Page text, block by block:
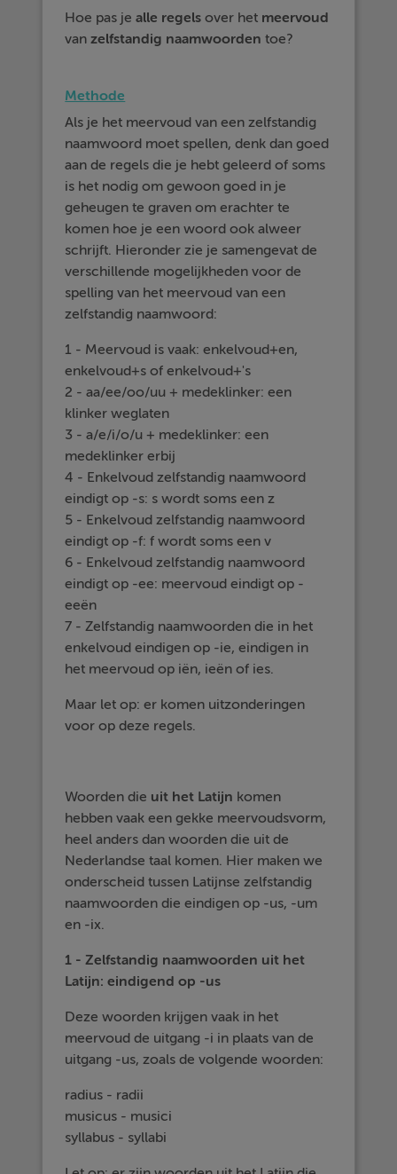
Hoe pas jealle regels over het meervoud
vanzelfstandig naamwoorden toe?
Methode
Als je het meervoud van een zelfstandig
naamwoord moet spellen, denk dan goed
aan de regels die je hebt geleerd of soms
is het nodig om gewoon goed in je
geheugen te graven om erachter te
komen hoe je een woord ook alweer
schrijft. Hieronder zie je samengevat de
verschillende mogelijkheden voor de
spelling van het meervoud van een
zelfstandig naamwoord:
1 - Meervoud is vaak: enkelvoud+en,
enkelvoud+s of enkelvoud+'s
2 - aa/ee/oo/uu + medeklinker: een
klinker weglaten
3 - a/e/i/o/u + medeklinker: een
medeklinker erbij
4 - Enkelvoud zelfstandig naamwoord
eindigt op -s: s wordt soms een z
5 - Enkelvoud zelfstandig naamwoord
eindigt op -f: f wordt soms een v
6 - Enkelvoud zelfstandig naamwoord
eindigt op -ee: meervoud eindigt op -
eeën
7 - Zelfstandig naamwoorden die in het
enkelvoud eindigen op -ie, eindigen in
het meervoud op iën, ieën of ies.
Maar let op: er komen uitzonderingen
voor op deze regels.
Woorden die uit het Latijn komen
hebben vaak een gekke meervoudsvorm,
heel anders dan woorden die uit de
Nederlandse taal komen. Hier maken we
onderscheid tussen Latijnse zelfstandig
naamwoorden die eindigen op -us, -um
en -ix.
1 - Zelfstandig naamwoorden uit het
Latijn: eindigend op -us
Deze woorden krijgen vaak in het
meervoud de uitgang -i in plaats van de
uitgang -us, zoals de volgende woorden:
radius - radii
musicus - musici
syllabus - syllabi